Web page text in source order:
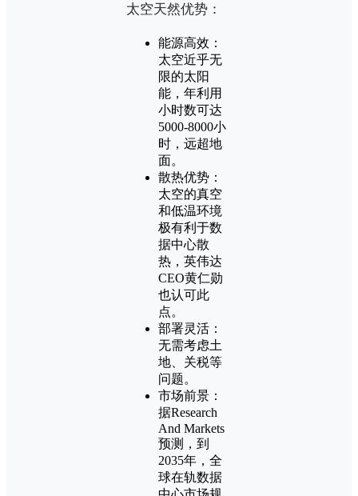
太空天然优势：
能源高效：
太空近乎无
限的太阳
能，年利用
小时数可达
5000-8000小
时，远超地
面。
散热优势：
太空的真空
和低温环境
极有利于数
据中心散
热，英伟达
CEO黄仁勋
也认可此
点。
部署灵活：
无需考虑土
地、关税等
问题。
市场前景：
据Research
And Markets
预测，到
2035年，全
球在轨数据